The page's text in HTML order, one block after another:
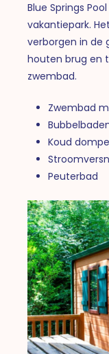
Blue Springs
vakantiepark.
verborgen in de
houten brug en
zwembad.
Zwembad
Koud
Peuterbad